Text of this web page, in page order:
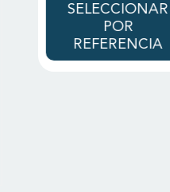
SELECCIONAR
POR
REFERENCIA